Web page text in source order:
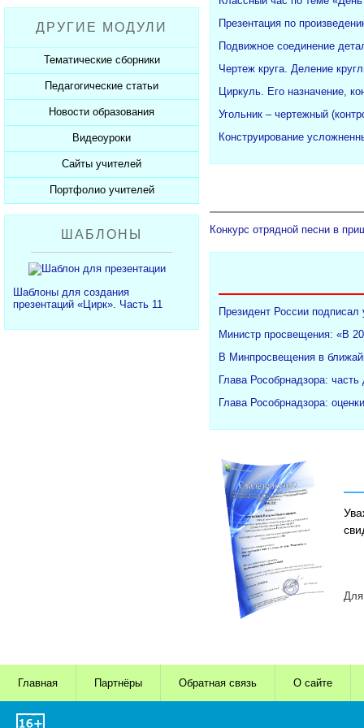
Пожарная безопасность
СанПиНы
Должностные обязанности
Планы, справки, протоколы
Презентации к Дню матери
Презентации к Новому году
Презентации к 23 февраля
Презентации к 8 марта
Презентации к Дню Победы
350 лет Петру I
Разработки учащихся
Софт для учителя
ДРУГИЕ МОДУЛИ
Тематические сборники
Сборники презентаций
Педагогические статьи
Каталог статей
Добавить статью
Новости образования
Новости образования
Видеоуроки
Видеоуроки ЕГЭ и ОГЭ
Сайты учителей
Каталог сайтов
Добавить сайт
Портфолио учителей
Каталог портфолио
Добавить портфолио
ШАБЛОНЫ
Шаблоны для создания
презентаций «Цирк». Часть 11
Презентация по
Подвижное соединение
Чертеж круга. Деление
Циркуль. Его назначение,
Угольник – чертежный
Конструирование
Конкурс отрядной песни в
Президент России подписал
Министр просвещения: «В
В Минпросвещения в
Глава Рособрнадзора:
Глава Рособрнадзора:
Для
Главная Партнёры Обратная связь О сайте